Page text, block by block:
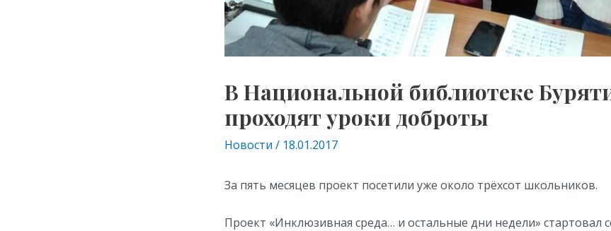
В Национальной библиотеке
проходят уроки доброты
Новости / 18.01.2017
За пять месяцев проект посетили уже около трёхсот школьников.
Проект «Инклюзивная среда… и остальные дни недели» стартовал